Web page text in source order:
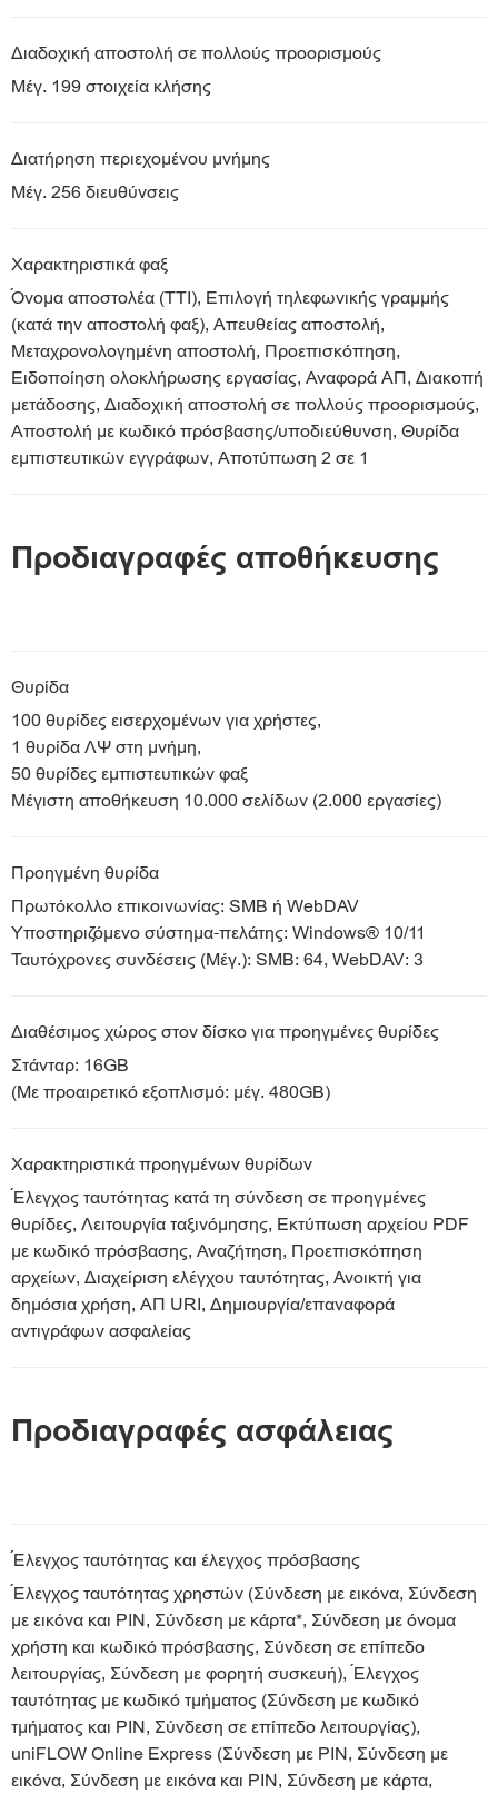
Διαδοχική αποστολή σε πολλούς προορισμούς
Μέγ. 199 στοιχεία κλήσης
Διατήρηση περιεχομένου μνήμης
Μέγ. 256 διευθύνσεις
Χαρακτηριστικά φαξ
Όνομα αποστολέα (TTI), Επιλογή τηλεφωνικής γραμμής
(κατά την αποστολή φαξ), Απευθείας αποστολή,
Μεταχρονολογημένη αποστολή, Προεπισκόπηση,
Ειδοποίηση ολοκλήρωσης εργασίας, Αναφορά ΑΠ, Διακοπή
μετάδοσης, Διαδοχική αποστολή σε πολλούς προορισμούς,
Αποστολή με κωδικό πρόσβασης/υποδιεύθυνση, Θυρίδα
εμπιστευτικών εγγράφων, Αποτύπωση 2 σε 1
Προδιαγραφές αποθήκευσης
Θυρίδα
100 θυρίδες εισερχομένων για χρήστες,
1 θυρίδα ΛΨ στη μνήμη,
50 θυρίδες εμπιστευτικών φαξ
Μέγιστη αποθήκευση 10.000 σελίδων (2.000 εργασίες)
Προηγμένη θυρίδα
Πρωτόκολλο επικοινωνίας: SMB ή WebDAV
Υποστηριζόμενο σύστημα-πελάτης: Windows® 10/11
Ταυτόχρονες συνδέσεις (Μέγ.): SMB: 64, WebDAV: 3
Διαθέσιμος χώρος στον δίσκο για προηγμένες θυρίδες
Στάνταρ: 16GB
(Με προαιρετικό εξοπλισμό: μέγ. 480GB)
Χαρακτηριστικά προηγμένων θυρίδων
Έλεγχος ταυτότητας κατά τη σύνδεση σε προηγμένες
θυρίδες, Λειτουργία ταξινόμησης, Εκτύπωση αρχείου PDF
με κωδικό πρόσβασης, Αναζήτηση, Προεπισκόπηση
αρχείων, Διαχείριση ελέγχου ταυτότητας, Ανοικτή για
δημόσια χρήση, ΑΠ URI, Δημιουργία/επαναφορά
αντιγράφων ασφαλείας
Προδιαγραφές ασφάλειας
Έλεγχος ταυτότητας και έλεγχος πρόσβασης
Έλεγχος ταυτότητας χρηστών (Σύνδεση με εικόνα, Σύνδεση
με εικόνα και PIN, Σύνδεση με κάρτα*, Σύνδεση με όνομα
χρήστη και κωδικό πρόσβασης, Σύνδεση σε επίπεδο
λειτουργίας, Σύνδεση με φορητή συσκευή), Έλεγχος
ταυτότητας με κωδικό τμήματος (Σύνδεση με κωδικό
τμήματος και PIN, Σύνδεση σε επίπεδο λειτουργίας),
uniFLOW Online Express (Σύνδεση με PIN, Σύνδεση με
εικόνα, Σύνδεση με εικόνα και PIN, Σύνδεση με κάρτα,